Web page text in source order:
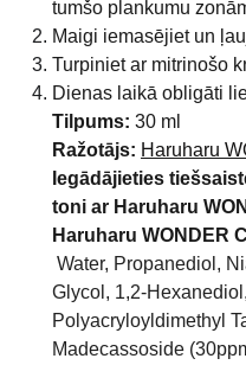
tumšo plankumu
Maigi iemasējiet un
Turpiniet ar mitrinošo
Dienas laikā obligāti
Tilpums: 30 ml
Ražotājs: Haruharu
Iegādājieties
toni ar Haruharu
Haruharu WONDER
Water, Propanediol,
Glycol, 1,2-
Polyacryloyldimethyl
Madecassoside